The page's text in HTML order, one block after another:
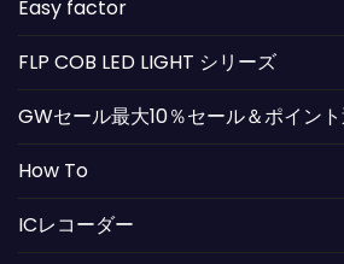
Easy factor
FLP COB LED LIGHT シリーズ
GWセール最大10％セール＆ポイント
How To
ICレコーダー